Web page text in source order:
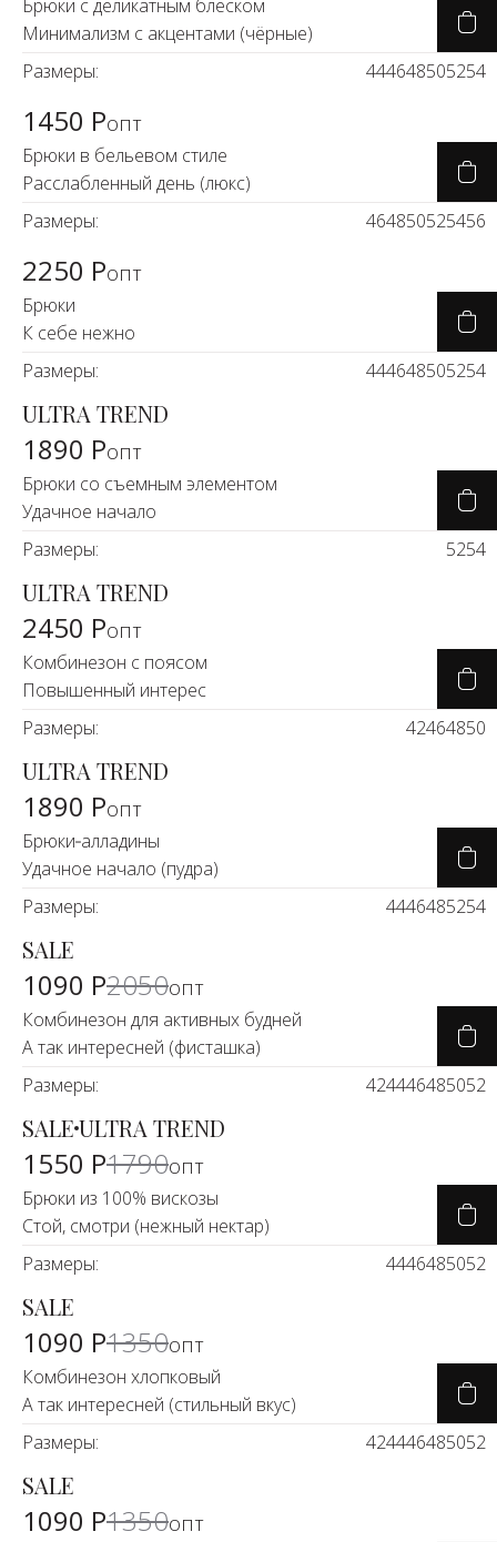
Брюки с деликатным блеском
Минимализм с акцентами (чёрные)
Размеры:
444648505254
1450 Ропт
Брюки в бельевом стиле
Расслабленный день (люкс)
Размеры:
464850525456
2250 Ропт
Брюки
К себе нежно
Размеры:
444648505254
ULTRA TREND
1890 Ропт
Брюки со съемным элементом
Удачное начало
Размеры:
5254
ULTRA TREND
2450 Ропт
Комбинезон с поясом
Повышенный интерес
Размеры:
42464850
ULTRA TREND
1890 Ропт
Брюки‑алладины
Удачное начало (пудра)
Размеры:
4446485254
-45%
SALE
1090 Р2050опт
Комбинезон для активных будней
А так интересней (фисташка)
Размеры:
424446485052
-13%
SALEULTRA TREND
1550 Р1790опт
Брюки из 100% вискозы
Стой, смотри (нежный нектар)
Размеры:
4446485052
-17%
SALE
1090 Р1350опт
Комбинезон хлопковый
А так интересней (стильный вкус)
Размеры:
424446485052
-17%
SALE
1090 Р1350опт